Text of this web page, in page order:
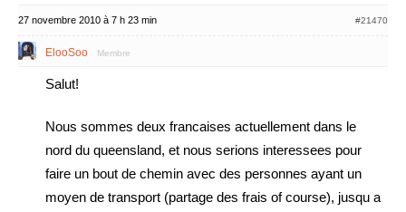
27 novembre 2010 à 7 h 23 min #21470
ElooSoo Membre
Salut!
Nous sommes deux francaises actuellement dans le
nord du queensland, et nous serions interessees pour
faire un bout de chemin avec des personnes ayant un
moyen de transport (partage des frais of course), jusqu a